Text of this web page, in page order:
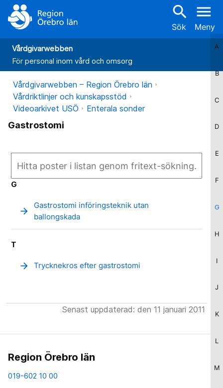
search
Sök
menu
Meny
Vårdgivarwebben
För personal inom vård och omsorg
Vårdgivarwebben – Region Örebro län
Vårdriktlinjer och kunskapsstöd
Videoarkivet USÖ
Enterala sonder
Gastrostomi
A
B
C
D
E
F
G
H
I
J
K
L
M
G
arrow_forward
Gastrostomi införingsteknik utan
ballongskada
T
arrow_forward Trycknekros efter gastrostomi
Senast uppdaterad: den 11 januari 2011
Region Örebro län
019-602 10 00